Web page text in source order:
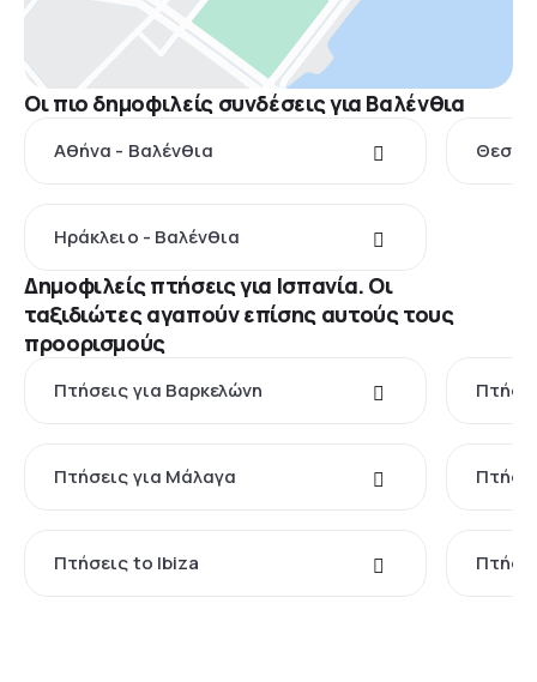
Οι πιο δημοφιλείς συνδέσεις για Βαλένθια
Αθήνα - Βαλένθια
Ηράκλειο - Βαλένθια
Δημοφιλείς πτήσεις για Ισπανία. Οι
ταξιδιώτες αγαπούν επίσης αυτούς τους
προορισμούς
Πτήσεις για Βαρκελώνη
Πτήσεις για Μάλαγα
Πτήσεις to Ibiza